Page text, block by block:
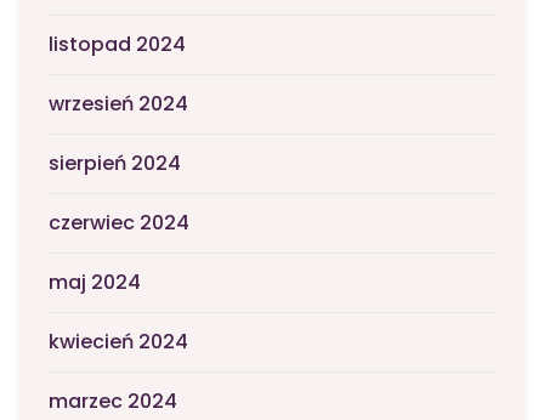
listopad 2024
wrzesień 2024
sierpień 2024
czerwiec 2024
maj 2024
kwiecień 2024
marzec 2024